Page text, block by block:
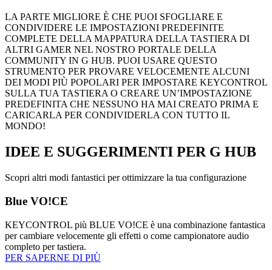
LA PARTE MIGLIORE È CHE PUOI SFOGLIARE E
CONDIVIDERE LE IMPOSTAZIONI PREDEFINITE
COMPLETE DELLA MAPPATURA DELLA TASTIERA DI
ALTRI GAMER NEL NOSTRO PORTALE DELLA
COMMUNITY IN G HUB. PUOI USARE QUESTO
STRUMENTO PER PROVARE VELOCEMENTE ALCUNI
DEI MODI PIÙ POPOLARI PER IMPOSTARE KEYCONTROL
SULLA TUA TASTIERA O CREARE UN’IMPOSTAZIONE
PREDEFINITA CHE NESSUNO HA MAI CREATO PRIMA E
CARICARLA PER CONDIVIDERLA CON TUTTO IL
MONDO!
IDEE E SUGGERIMENTI PER G HUB
Scopri altri modi fantastici per ottimizzare la tua configurazione
Blue VO!CE
KEYCONTROL più BLUE VO!CE è una combinazione fantastica
per cambiare velocemente gli effetti o come campionatore audio
completo per tastiera.
PER SAPERNE DI PIÙ